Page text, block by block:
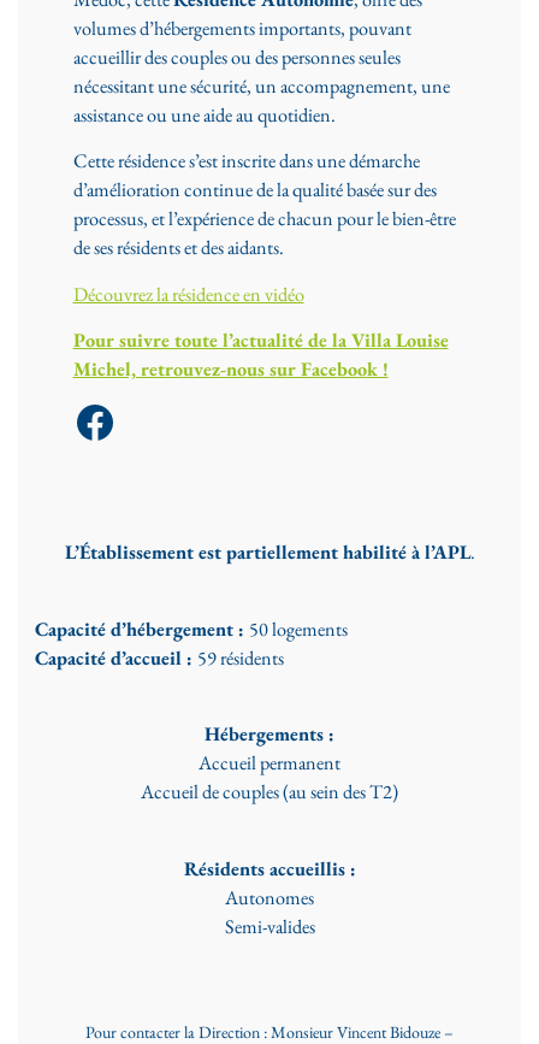
volumes d’hébergements importants, pouvant
accueillir des couples ou des personnes seules
nécessitant une sécurité, un accompagnement, une
assistance ou une aide au quotidien.
Cette résidence s’est inscrite dans une démarche
d’amélioration continue de la qualité basée sur des
processus, et l’expérience de chacun pour le bien-être
de ses résidents et des aidants.
Découvrez la résidence en vidéo
Pour suivre toute l’actualité de la Villa Louise
Michel, retrouvez-nous sur Facebook !
Facebook
L’Établissement est partiellement habilité à l’APL.
Capacité d’hébergement : 50 logements
Capacité d’accueil : 59 résidents
Hébergements :
Accueil permanent
Accueil de couples (au sein des T2)
Résidents accueillis :
Autonomes
Semi-valides
Pour contacter la Direction : Monsieur Vincent Bidouze –